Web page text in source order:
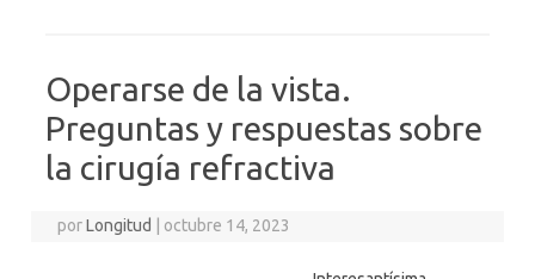
Operarse de la vista.
Preguntas y respuestas sobre
la cirugía refractiva
porLongitud octubre 14, 2023